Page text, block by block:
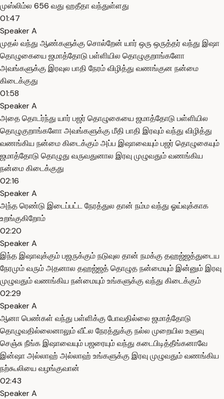
முஸ்லிம்ல 656 வது ஹதீதா வந்துள்ளது
01:47
Speaker A
முதல் வந்து ஆண்களுக்கு சொல்றேன் யார் ஒரு ஒருத்தர் வந்து இஷா
தொழுகையை ஜமாத்தோடு பள்ளியில தொழுகுறாங்களோ
அவங்களுக்கு இரவுல பாதி நேரம் விழித்து வணங்குன நன்மை
கிடைக்குது
01:58
Speaker A
அதை தொடர்ந்து யார் பஜர் தொழுகையை ஜமாத்தோடு பள்ளியில
தொழுகுறாங்களோ அவங்களுக்கு மீதி பாதி இரவும் வந்து விழித்து
வணங்கிய நன்மை கிடைக்கும் அப்ப இஷாவையும் பஜர் தொழுகையும்
ஜமாத்தோடு தொழுது வருவதுனால இரவு முழுவதும் வணங்கிய
நன்மை கிடைக்குது
02:16
Speaker A
அந்த ரெண்டு இடைப்பட்ட நேரத்துல தான் நம்ம வந்து ஓய்வுக்காக
உறங்குகிறோம்
02:20
Speaker A
இந்த இஷாவுக்கும் பஜருக்கும் நடுவுல தான் நமக்கு தஹஜ்ஜத்துடைய
நேரமும் வரும் அதனால தஹஜ்ஜத் தொழுத நன்மையும் இன்னும் இரவு
முழுவதும் வணங்கிய நன்மையும் உங்களுக்கு வந்து கிடைக்கும்
02:29
Speaker A
ஆனா பெண்கள் வந்து பள்ளிக்கு போவதில்லை ஜமாத்தோடு
தொழுவதில்லைனாலும் வீட்ல நேரத்துக்கு நல்ல முறையில உளுவு
செஞ்சு நீங்க இஷாவையும் பஜரையும் வந்து கடைபிடித்தீங்கனாவே
இன்ஷா அல்லாஹ் அல்லாஹ் உங்களுக்கு இரவு முழுவதும் வணங்கிய
நற்கூலியை வழங்குவான்
02:43
Speaker A